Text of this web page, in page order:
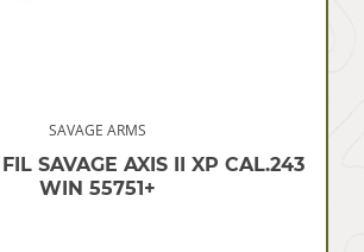
SAVAGE ARMS
SAVAGE AXIS II XP CAL.243
WIN 55751+